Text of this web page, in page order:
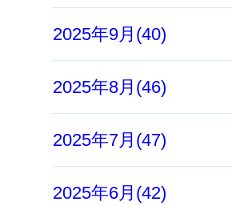
2025年9月(40)
2025年8月(46)
2025年7月(47)
2025年6月(42)